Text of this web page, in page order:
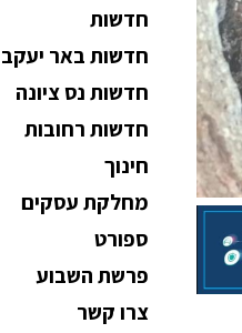
חדשות
חדשות באר יעקב
חדשות נס ציונה
חדשות רחובות
חינוך
מחלקת עסקים
ספורט
פרשת השבוע
צרו קשר